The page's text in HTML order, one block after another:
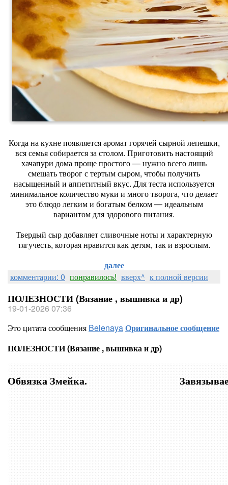
Когда на кухне появляется аромат горячей сырной лепешки,
вся семья собирается за столом. Приготовить настоящий
хачапури дома проще простого — нужно всего лишь
смешать творог с тертым сыром, чтобы получить
насыщенный и аппетитный вкус. Для теста используется
минимальное количество муки и много творога, что делает
это блюдо легким и богатым белком — идеальным
вариантом для здорового питания.
Твердый сыр добавляет сливочные ноты и характерную
тягучесть, которая нравится как детям, так и взрослым.
далее
комментарии: 0 понравилось! вверх^ к полной версии
ПОЛЕЗНОСТИ (Вязание , вышивка и др)
19-01-2026 07:36
Это цитата сообщения BelenayaОригинальное сообщение
ПОЛЕЗНОСТИ (Вязание , вышивка и др)
Обвязка Змейка.